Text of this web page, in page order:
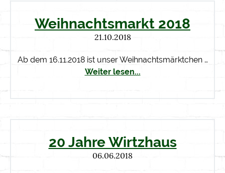
Weihnachtsmarkt 2018
21.10.2018
Ab dem 16.11.2018 ist unser Weihnachtsmärktchen …
Weiter lesen...
20 Jahre Wirtzhaus
06.06.2018